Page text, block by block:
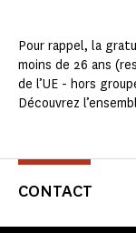
Pour rappel, la
moins de 26 ans
de l’UE - hors
Découvrez
CONTACT